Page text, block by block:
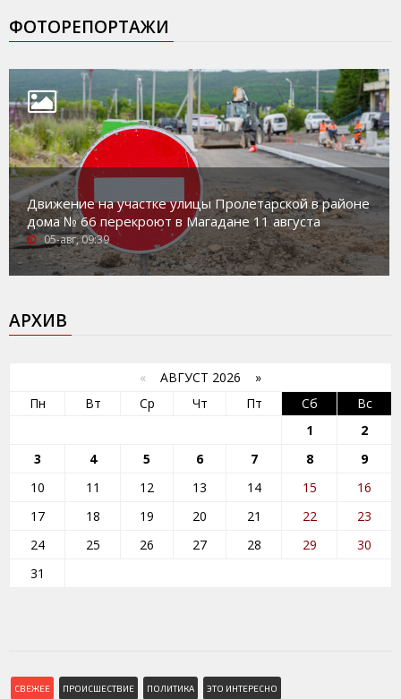
ФОТОРЕПОРТАЖИ
Движение на участке улицы Пролетарской в районе
дома № 66 перекроют в Магадане 11 августа
05-авг, 09:39
АРХИВ
« АВГУСТ 2026 »
Пн
Вт Ср Чт Пт Сб
Вс
1
2
3
4 5 6 7 8
9
10
11 12 13 14 15
16
17
18 19 20 21 22
23
24
25 26 27 28 29
30
31
СВЕЖЕЕ ПРОИСШЕСТВИЕ ПОЛИТИКА ЭТО ИНТЕРЕСНО